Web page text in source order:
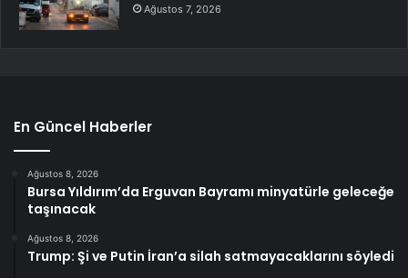
Ağustos 7, 2026
En Güncel Haberler
Ağustos 8, 2026
Bursa Yıldırım’da Erguvan Bayramı minyatürle geleceğe
taşınacak
Ağustos 8, 2026
Trump: Şi ve Putin İran’a silah satmayacaklarını söyledi